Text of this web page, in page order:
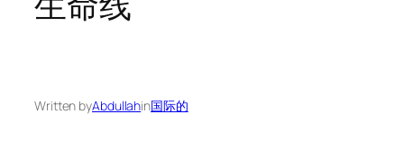
Written byAbdullahin国际的